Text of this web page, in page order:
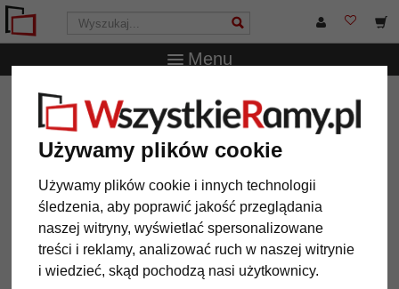
Używamy plików cookie
Używamy plików cookie i innych technologii
śledzenia, aby poprawić jakość przeglądania
naszej witryny, wyświetlać spersonalizowane
treści i reklamy, analizować ruch w naszej witrynie
i wiedzieć, skąd pochodzą nasi użytkownicy.
Menu
WszystkieRamy.pl Wielkość ramy
Wszystkie formaty
Drewniana ramka na zdjęcie, autobus
Drewniana ramka na zdjęcie,
autobus